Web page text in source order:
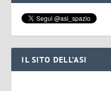
IL SITO DELL’ASI